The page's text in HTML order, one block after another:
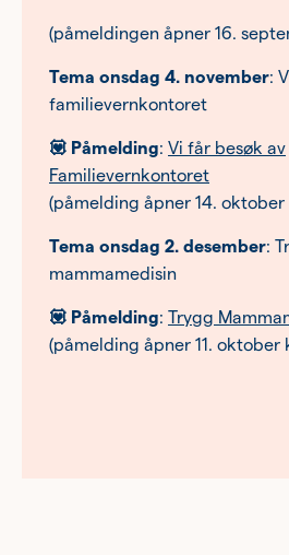
(påmeldingen åpner 16.
Tema onsdag 4. november:
familievernkontoret
💟 Påmelding: Vi får besøk av
Familievernkontoret
(påmelding åpner 14. oktober
Tema onsdag 2. desember:
mammamedisin
💟 Påmelding: Trygg
(påmelding åpner 11. oktober